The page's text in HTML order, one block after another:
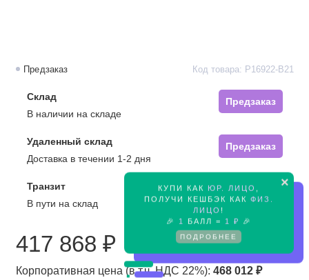
×
КУПИ КАК ЮР. ЛИЦО
ПОЛУЧИ КЕШБЭК КАК ФИЗ.
ЛИЦО !
🎉
1 БАЛЛ = 1 ₽ 🎉
ПОДРОБНЕЕ
Предзаказ Код товара: P16922-B21
Склад
Предзаказ
В наличии на складе
Удаленный склад
Предзаказ
Доставка в течении 1-2 дня
Транзит
Предзаказ
В пути на склад
417 868 ₽
Корпоративная цена (в т.ч. НДС 22%): 468 012 ₽